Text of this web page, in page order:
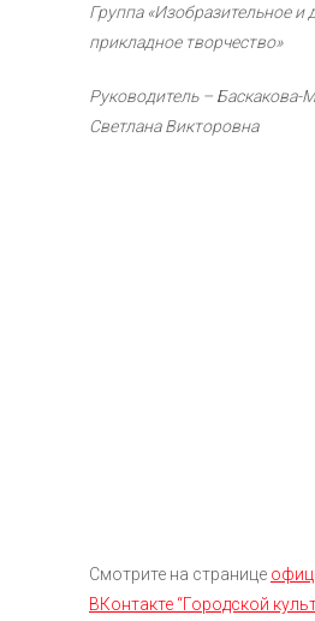
Группа «Изобразительное и
прикладное творчество»
Руководитель – Баскакова-
Светлана Викторовна
Смотрите на странице
ВКонтакте “Городской